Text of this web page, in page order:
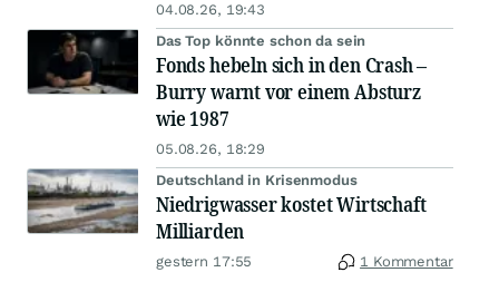
04.08.26, 19:43
Das Top könnte schon da sein
Fonds hebeln sich in den Crash –
Burry warnt vor einem Absturz
wie 1987
05.08.26, 18:29
Deutschland in Krisenmodus
Niedrigwasser kostet Wirtschaft
Milliarden
gestern 17:55 1 Kommentar